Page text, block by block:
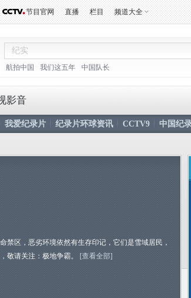
节目官网 直播 栏目 频道大全
航拍中国 我们这五年 中国队长
我爱纪录片 纪录片环球资讯 CCTV9 中国纪
影音
禁区，恶劣环境依然有生存印记，它们是雪域居民，
敬请关注：极地争霸。
[查看全部]